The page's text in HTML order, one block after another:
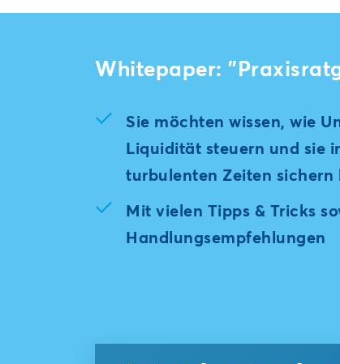
Whitepaper:
Sie möchten wissen, wie
Liquidität steuern und sie
turbulenten Zeiten sichern
Mit vielen Tipps & Tricks
Handlungsempfehlungen